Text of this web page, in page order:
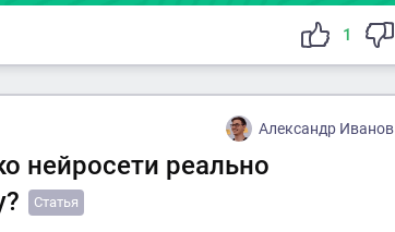
1
Александр Иванов
нейросети реально
Статья